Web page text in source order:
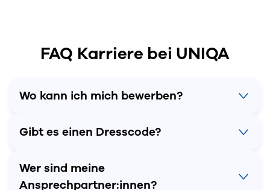
FAQ Karriere bei UNIQA
Wo kann ich mich bewerben?
Gibt es einen Dresscode?
Wer sind meine
Ansprechpartner:innen?